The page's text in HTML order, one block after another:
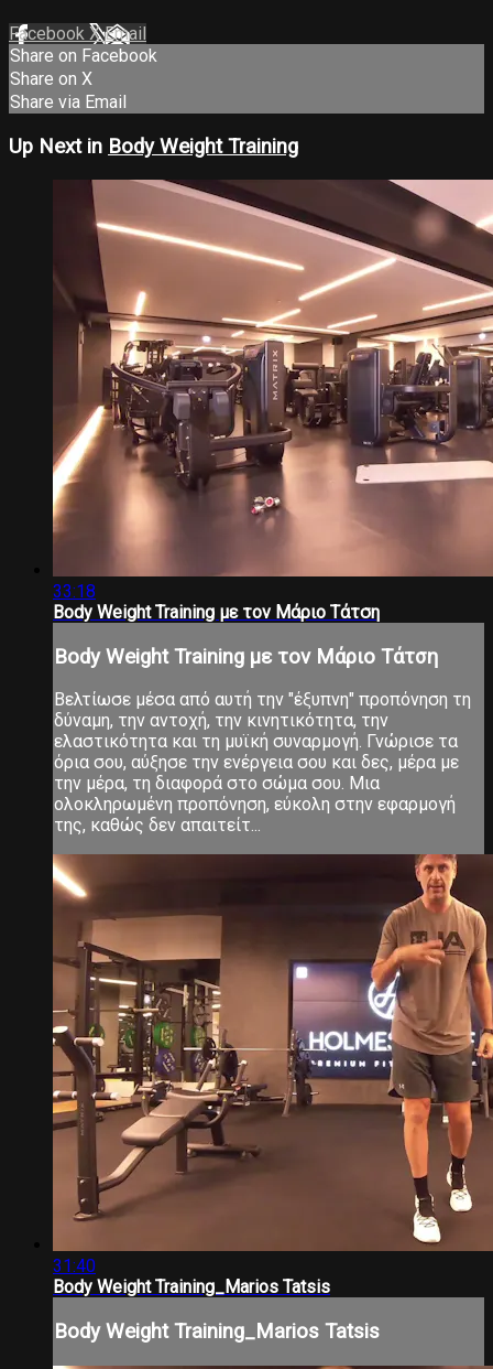
Facebook XEmail
Share on Facebook
Share on X
Share via Email
Up Next in Body Weight Training
33:18
Body Weight Training με τον Μάριο Τάτση
Body Weight Training με τον Μάριο Τάτση
Βελτίωσε μέσα από αυτή την "έξυπνη" προπόνηση τη
δύναμη, την αντοχή, την κινητικότητα, την
ελαστικότητα και τη μυϊκή συναρμογή. Γνώρισε τα
όρια σου, αύξησε την ενέργεια σου και δες, μέρα με
την μέρα, τη διαφορά στο σώμα σου. Μια
ολοκληρωμένη προπόνηση, εύκολη στην εφαρμογή
της, καθώς δεν απαιτείτ...
31:40
Body Weight Training_Marios Tatsis
Body Weight Training_Marios Tatsis